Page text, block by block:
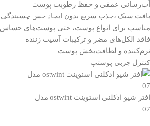
آب‌رسانی عمقی و حفظ رطوبت پوست
بافت سبک ،جذب سریع بدون ایجاد حس چسبندگی
مناسب برای انواع پوست، حتی پوست‌های حساس
فاقد الکل‌های مضر و ترکیبات آسیب‌ زننده
نرم‌کننده و لطافت‌بخش پوست
کنترل چربی پوستپ
افتر شیو ادکلنی استوینت ostwint مدل
07